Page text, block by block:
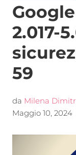
2.017-
59
da Milena
Maggio 10, 2024